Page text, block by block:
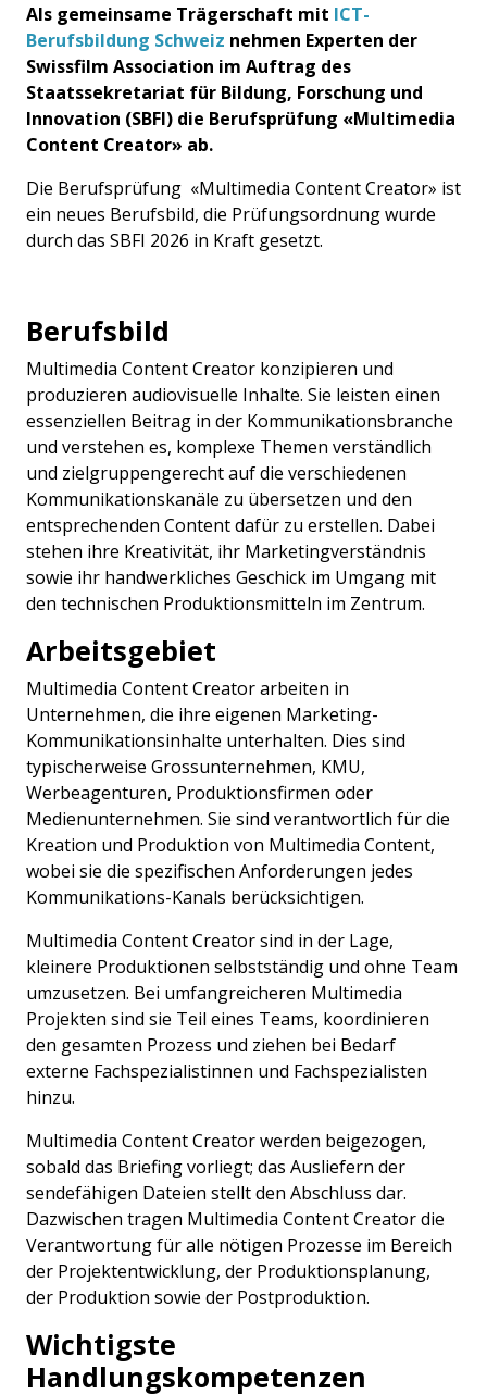
Als gemeinsame Trägerschaft mit ICT-
Berufsbildung Schweiz nehmen Experten der
Swissfilm Association im Auftrag des
Staatssekretariat für Bildung, Forschung und
Innovation (SBFI) die Berufsprüfung «Multimedia
Content Creator» ab.
Die Berufsprüfung «Multimedia Content Creator» ist
ein neues Berufsbild, die Prüfungsordnung wurde
durch das SBFI 2026 in Kraft gesetzt.
Berufsbild
Multimedia Content Creator konzipieren und
produzieren audiovisuelle Inhalte. Sie leisten einen
essenziellen Beitrag in der Kommunikationsbranche
und verstehen es, komplexe Themen verständlich
und zielgruppengerecht auf die verschiedenen
Kommunikationskanäle zu übersetzen und den
entsprechenden Content dafür zu erstellen. Dabei
stehen ihre Kreativität, ihr Marketingverständnis
sowie ihr handwerkliches Geschick im Umgang mit
den technischen Produktionsmitteln im Zentrum.
Arbeitsgebiet
Multimedia Content Creator arbeiten in
Unternehmen, die ihre eigenen Marketing-
Kommunikationsinhalte unterhalten. Dies sind
typischerweise Grossunternehmen, KMU,
Werbeagenturen, Produktionsfirmen oder
Medienunternehmen. Sie sind verantwortlich für die
Kreation und Produktion von Multimedia Content,
wobei sie die spezifischen Anforderungen jedes
Kommunikations-Kanals berücksichtigen.
Multimedia Content Creator sind in der Lage,
kleinere Produktionen selbstständig und ohne Team
umzusetzen. Bei umfangreicheren Multimedia
Projekten sind sie Teil eines Teams, koordinieren
den gesamten Prozess und ziehen bei Bedarf
externe Fachspezialistinnen und Fachspezialisten
hinzu.
Multimedia Content Creator werden beigezogen,
sobald das Briefing vorliegt; das Ausliefern der
sendefähigen Dateien stellt den Abschluss dar.
Dazwischen tragen Multimedia Content Creator die
Verantwortung für alle nötigen Prozesse im Bereich
der Projektentwicklung, der Produktionsplanung,
der Produktion sowie der Postproduktion.
Wichtigste
Handlungskompetenzen